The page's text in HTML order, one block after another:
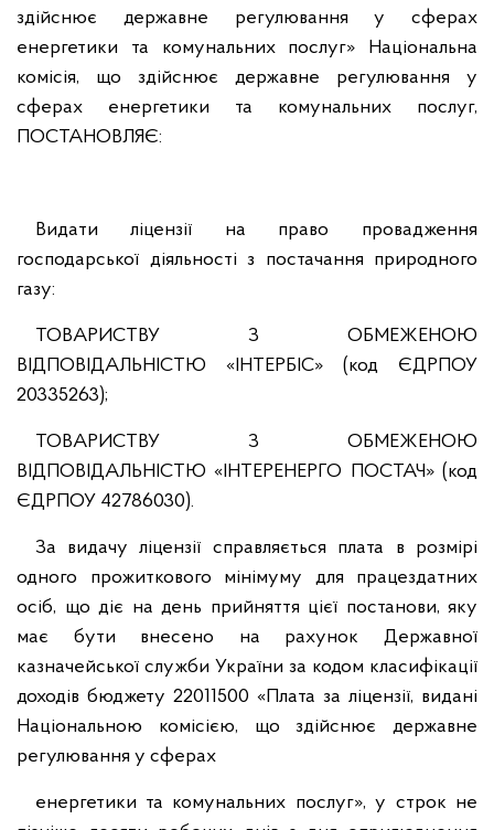
здійснює державне регулювання у сферах
енергетики та комунальних послуг» Національна
комісія, що здійснює державне регулювання у
сферах енергетики та комунальних послуг,
ПОСТАНОВЛЯЄ:
Видати ліцензії на право провадження
господарської діяльності з постачання природного
газу:
ТОВАРИСТВУ З ОБМЕЖЕНОЮ
ВІДПОВІДАЛЬНІСТЮ «ІНТЕРБІС» (код ЄДРПОУ
20335263);
ТОВАРИСТВУ З ОБМЕЖЕНОЮ
ВІДПОВІДАЛЬНІСТЮ «ІНТЕРЕНЕРГО ПОСТАЧ» (код
ЄДРПОУ 42786030).
За видачу ліцензії справляється плата в розмірі
одного прожиткового мінімуму для працездатних
осіб, що діє на день прийняття цієї постанови, яку
має бути внесено на рахунок Державної
казначейської служби України за кодом класифікації
доходів бюджету 22011500 «Плата за ліцензії, видані
Національною комісією, що здійснює державне
регулювання у сферах
енергетики та комунальних послуг», у строк не